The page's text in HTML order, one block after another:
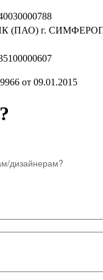
(ПАО) г.
от 09.01.2015
дизайнерам?